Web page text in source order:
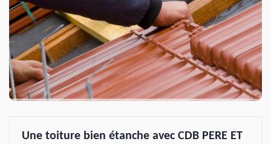
Une toiture bien étanche avec CDB PERE ET